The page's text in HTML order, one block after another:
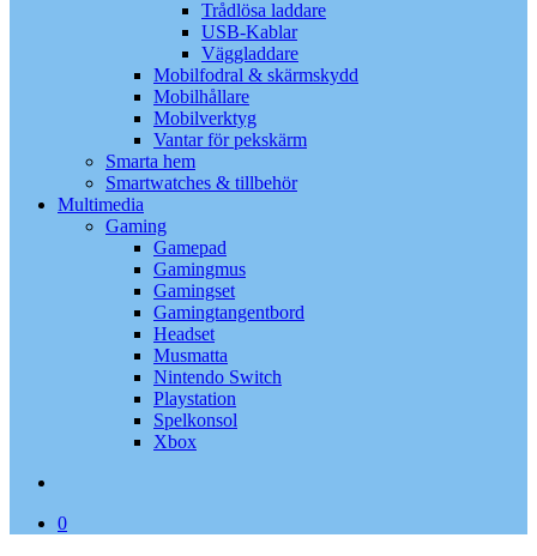
Trådlösa laddare
USB-Kablar
Väggladdare
Mobilfodral & skärmskydd
Mobilhållare
Mobilverktyg
Vantar för pekskärm
Smarta hem
Smartwatches & tillbehör
Multimedia
Gaming
Gamepad
Gamingmus
Gamingset
Gamingtangentbord
Headset
Musmatta
Nintendo Switch
Playstation
Spelkonsol
Xbox
0